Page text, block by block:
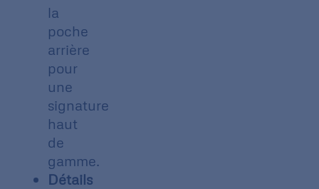
la
poche
arrière
pour
une
signature
haut
de
gamme.
Détails